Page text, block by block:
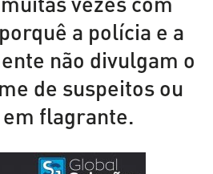
a polícia e a
não divulgam o
de suspeitos ou
flagrante.